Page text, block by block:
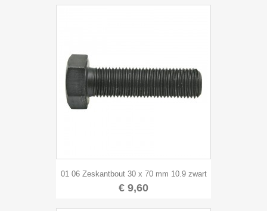
01 06 Zeskantbout 30 x 70 mm 10.9 zwart
€ 9,60